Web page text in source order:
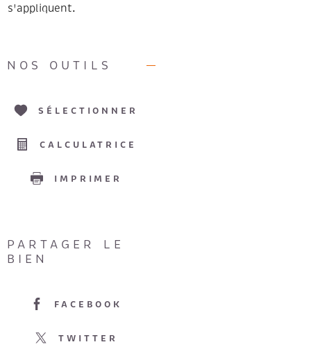
s'appliquent.
NOS OUTILS
SÉLECTIONNER
CALCULATRICE
IMPRIMER
PARTAGER LE
BIEN
FACEBOOK
TWITTER